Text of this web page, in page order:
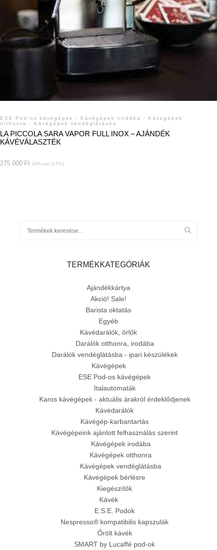
ESE Pod-os kávégépek / Kávégépek irodába /
Kávégépek
otthonra
/ Kávégépek vendéglátásba
LA PICCOLA SARA VAPOR FULL INOX – AJÁNDÉK
KÁVÉVÁLASZTÉK
275 000 Ft ÁFA-val (27%)
TERMÉKKATEGÓRIÁK
Ajándékkártya
Akció! Sale!
Barista oktatás
Egyéb
Kávédarálók, őrlők
Darálók otthonra, irodába
Darálók vendéglátásba - ipari készülékek
Kávégépek
ESE Pod-os kávégépek
Italautomaták
Karos kávégépek - aktuális árakról érdeklődjenek
Kávédarálók
Kávégép-karbantartás
Kávégépeink ajánlott felhasználás szerint
Kávégépek irodába
Kávégépek otthonra
Kávégépek vendéglátásba
Kávégépek bérlésre
Kiegészítők
Kávék
E.S.E. Podok
Nespresso® kompatibilis kapszulák
Őrölt kávék
SMART by Lucaffé pod-ok